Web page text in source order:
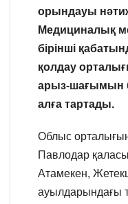
орындауы
Медициналық
бірінші
қолдау
арыз-шағымын
алға тартады.
Облыс
Павлодар
Атамекен,
ауылдарындағы